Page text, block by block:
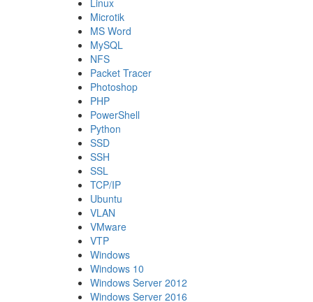
Linux
Microtik
MS Word
MySQL
NFS
Packet Tracer
Photoshop
PHP
PowerShell
Python
SSD
SSH
SSL
TCP/IP
Ubuntu
VLAN
VMware
VTP
Windows
Windows 10
Windows Server 2012
Windows Server 2016